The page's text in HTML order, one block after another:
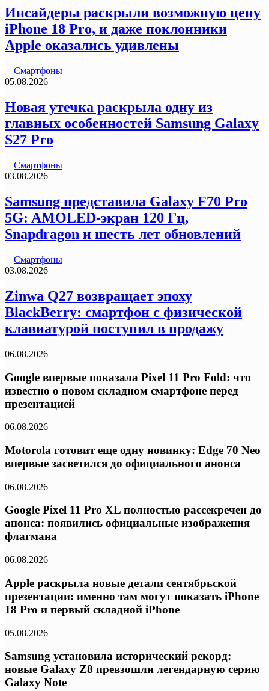
Инсайдеры раскрыли возможную цену
iPhone 18 Pro, и даже поклонники
Apple оказались удивлены
Смартфоны
05.08.2026
Новая утечка раскрыла одну из
главных особенностей Samsung Galaxy
S27 Pro
Смартфоны
03.08.2026
Samsung представила Galaxy F70 Pro
5G: AMOLED-экран 120 Гц,
Snapdragon и шесть лет обновлений
Смартфоны
03.08.2026
Zinwa Q27 возвращает эпоху
BlackBerry: смартфон с физической
клавиатурой поступил в продажу
06.08.2026
Google впервые показала Pixel 11 Pro Fold: что
известно о новом складном смартфоне перед
презентацией
06.08.2026
Motorola готовит еще одну новинку: Edge 70 Neo
впервые засветился до официального анонса
06.08.2026
Google Pixel 11 Pro XL полностью рассекречен до
анонса: появились официальные изображения
флагмана
06.08.2026
Apple раскрыла новые детали сентябрьской
презентации: именно там могут показать iPhone
18 Pro и первый складной iPhone
05.08.2026
Samsung установила исторический рекорд:
новые Galaxy Z8 превзошли легендарную серию
Galaxy Note